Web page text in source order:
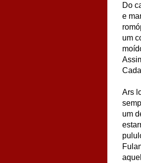
Do
e
um
Ars
um